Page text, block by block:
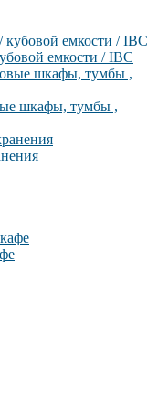
емкости / IBC
шкафы, тумбы ,